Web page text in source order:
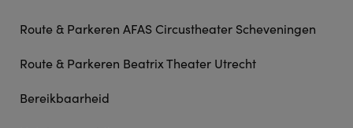
Route & Parkeren AFAS Circustheater Scheveningen
Route & Parkeren Beatrix Theater Utrecht
Bereikbaarheid